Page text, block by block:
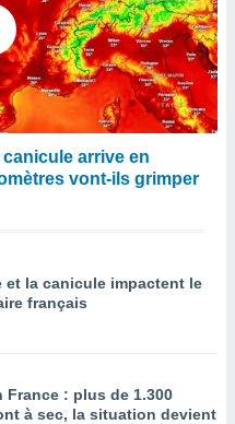
canicule arrive en
vont-ils grimper
et la canicule impactent le
français
France : plus de 1.300
à sec, la situation devient